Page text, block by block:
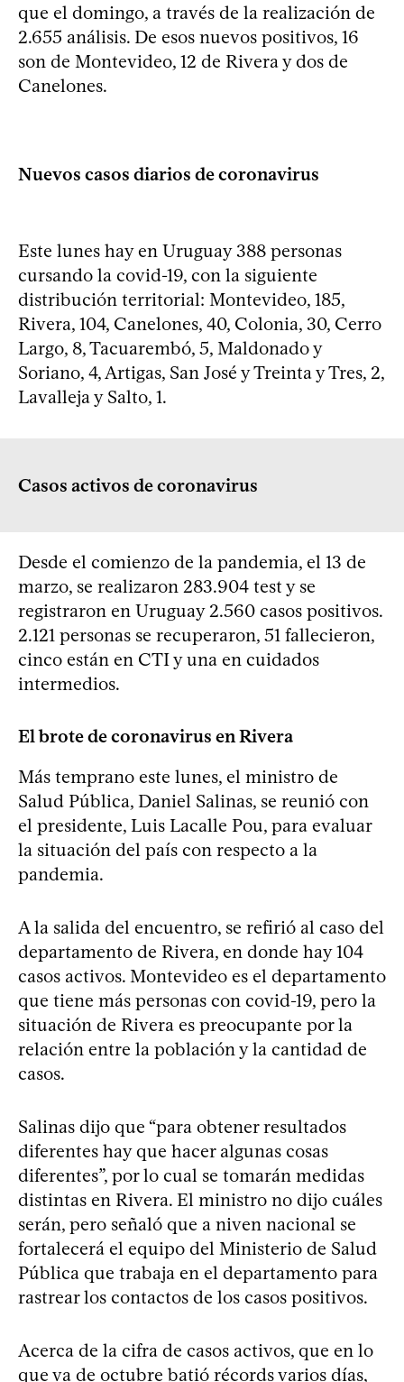
que el domingo, a través de la realización de
2.655 análisis. De esos nuevos positivos, 16
son de Montevideo, 12 de Rivera y dos de
Canelones.
Nuevos casos diarios de coronavirus
Este lunes hay en Uruguay 388 personas
cursando la covid-19, con la siguiente
distribución territorial: Montevideo, 185,
Rivera, 104, Canelones, 40, Colonia, 30, Cerro
Largo, 8, Tacuarembó, 5, Maldonado y
Soriano, 4, Artigas, San José y Treinta y Tres, 2,
Lavalleja y Salto, 1.
Casos activos de coronavirus
Desde el comienzo de la pandemia, el 13 de
marzo, se realizaron 283.904 test y se
registraron en Uruguay 2.560 casos positivos.
2.121 personas se recuperaron, 51 fallecieron,
cinco están en CTI y una en cuidados
intermedios.
El brote de coronavirus en Rivera
Más temprano este lunes, el ministro de
Salud Pública, Daniel Salinas, se reunió con
el presidente, Luis Lacalle Pou, para evaluar
la situación del país con respecto a la
pandemia.
A la salida del encuentro, se refirió al caso del
departamento de Rivera, en donde hay 104
casos activos. Montevideo es el departamento
que tiene más personas con covid-19, pero la
situación de Rivera es preocupante por la
relación entre la población y la cantidad de
casos.
Salinas dijo que “para obtener resultados
diferentes hay que hacer algunas cosas
diferentes”, por lo cual se tomarán medidas
distintas en Rivera. El ministro no dijo cuáles
serán, pero señaló que a niven nacional se
fortalecerá el equipo del Ministerio de Salud
Pública que trabaja en el departamento para
rastrear los contactos de los casos positivos.
Acerca de la cifra de casos activos, que en lo
que va de octubre batió récords varios días,